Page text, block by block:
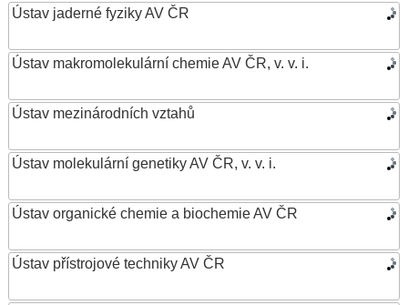
Ústav jaderné fyziky AV ČR
Ústav makromolekulární chemie AV ČR, v. v. i.
Ústav mezinárodních vztahů
Ústav molekulární genetiky AV ČR, v. v. i.
Ústav organické chemie a biochemie AV ČR
Ústav přístrojové techniky AV ČR